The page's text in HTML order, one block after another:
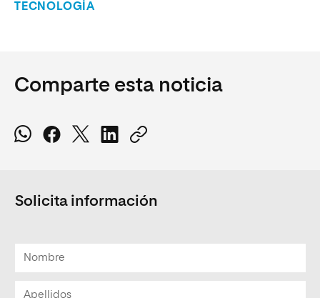
TECNOLOGÍA
Comparte esta noticia
Solicita información